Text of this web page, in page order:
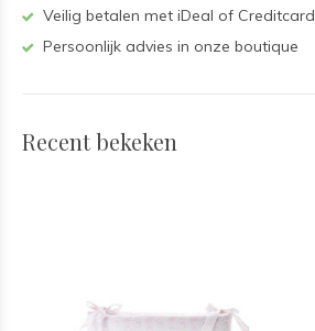
Veilig betalen met iDeal of Creditcard
Persoonlijk advies in onze boutique
Recent bekeken